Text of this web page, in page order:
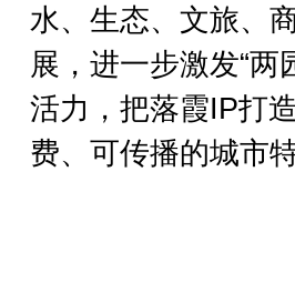
水、生态、文旅、
展，进一步激发“两
活力，把落霞IP打
费、可传播的城市